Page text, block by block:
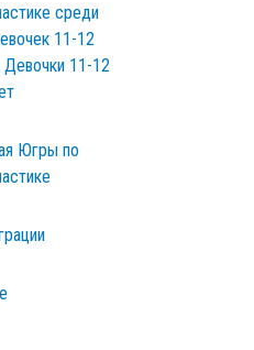
среди
11-12
11-12
Югры по